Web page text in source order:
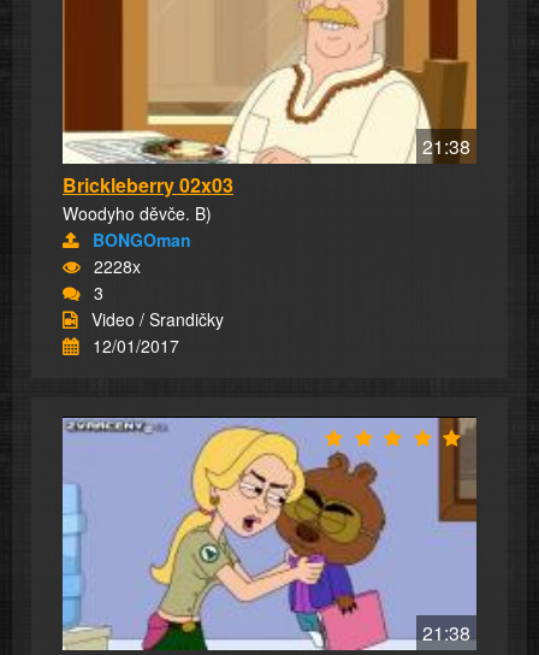
21:38
Brickleberry 02x03
Woodyho děvče. B)
BONGOman
2228x
3
Video / Srandičky
12/01/2017
21:38